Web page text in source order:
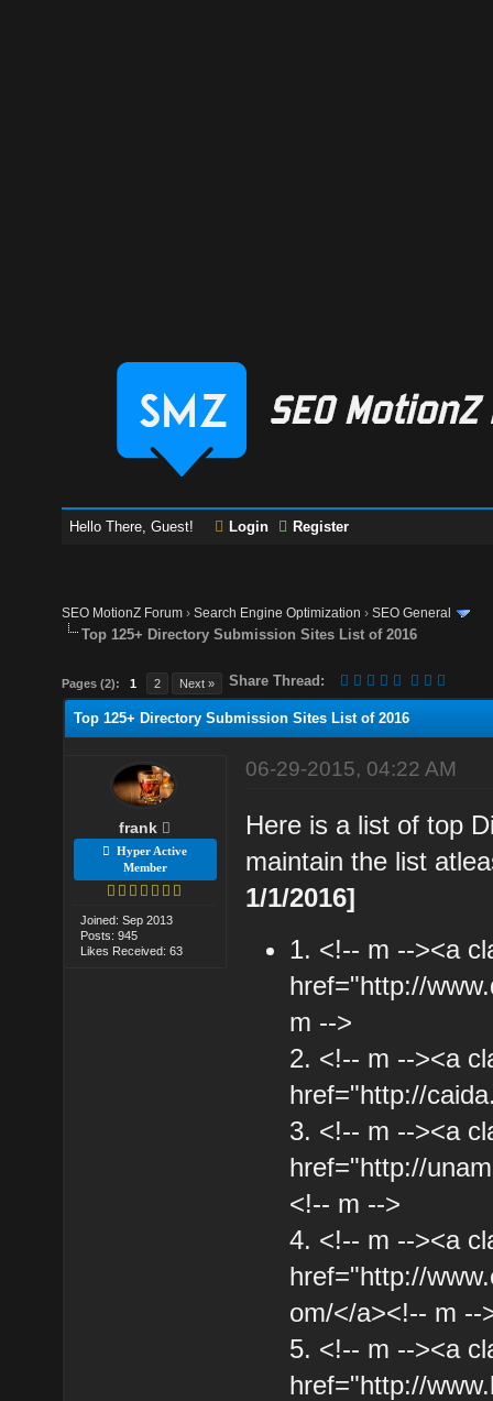
Hello There, Guest! Login Register
SEO MotionZ Forum ›Search Engine Optimization ›SEO General
Top 125+ Directory Submission Sites List of 2016
Pages (2): 1 2 Next » Share Thread:
Top 125+ Directory Submission Sites List of 2016
frank
Hyper Active
Member
Joined: Sep 2013
Posts: 945
Likes Received: 63
06-29-2015, 04:22 AM
Here is a list of top
maintain the list
1/1/2016]
1. <!-- m --><a
href="http://
m -->
2. <!-- m --><a
href="http://
3. <!-- m --><a
href="http://
<!-- m -->
4. <!-- m --><a
href="http://
om/</a><!-- m --
5. <!-- m --><a
href="http://